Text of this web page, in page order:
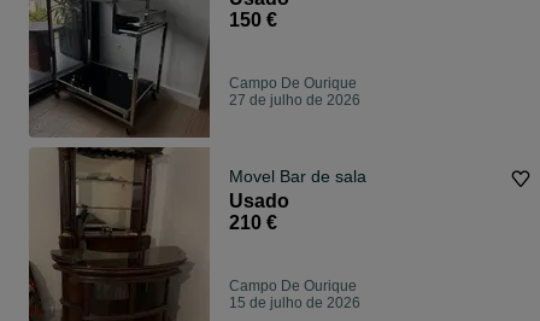
150 €
Campo De Ourique
27 de julho de 2026
Movel Bar de sala
Usado
210 €
Campo De Ourique
15 de julho de 2026